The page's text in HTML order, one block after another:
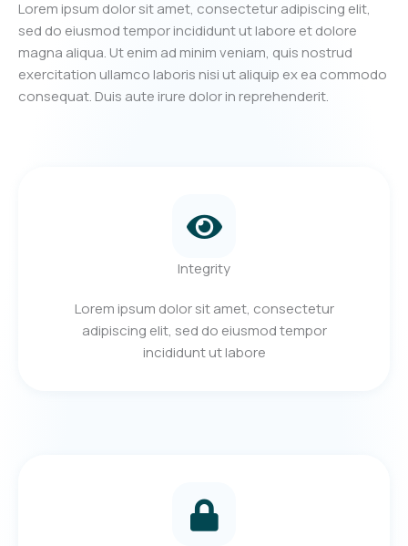
Lorem ipsum dolor sit amet, consectetur adipiscing elit,
sed do eiusmod tempor incididunt ut labore et dolore
magna aliqua. Ut enim ad minim veniam, quis nostrud
exercitation ullamco laboris nisi ut aliquip ex ea commodo
consequat. Duis aute irure dolor in reprehenderit.
Integrity
Lorem ipsum dolor sit amet, consectetur
adipiscing elit, sed do eiusmod tempor
incididunt ut labore